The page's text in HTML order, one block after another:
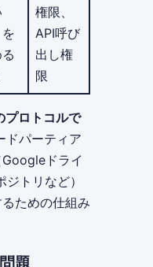
権限、
API呼び
出し権
限
ロトコルで
ドパーティア
ドライ
トリなど）
ための仕組み